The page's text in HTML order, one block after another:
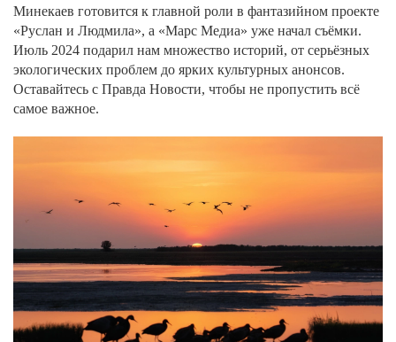
Минекаев готовится к главной роли в фантазийном проекте
«Руслан и Людмила», а «Марс Медиа» уже начал съёмки.
Июль 2024 подарил нам множество историй, от серьёзных
экологических проблем до ярких культурных анонсов.
Оставайтесь с Правда Новости, чтобы не пропустить всё
самое важное.